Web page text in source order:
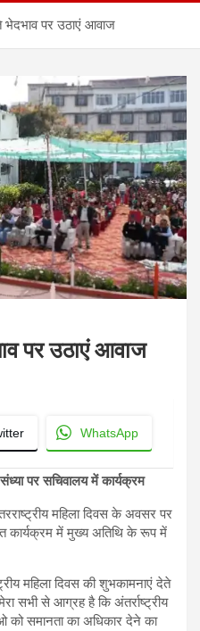
भेदभाव पर उठाएं आवाज
पर उठाएं आवाज
WhatsApp
पर सचिवालय में कार्यक्रम
महिला दिवस के अवसर पर
कार्यक्रम में मुख्य अतिथि के रूप में
महिला दिवस की शुभकामनाएं देते
सभी से आग्रह है कि अंतर्राष्ट्रीय
को समानता का अधिकार देने का